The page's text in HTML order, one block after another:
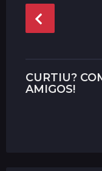
o
P
a
CURTIU?
AMIGOS!